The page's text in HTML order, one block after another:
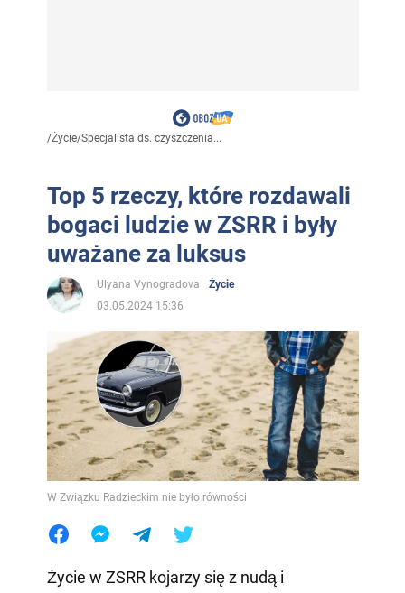
/Życie/Specjalista ds. czyszczenia...
Top 5 rzeczy, które rozdawali
bogaci ludzie w ZSRR i były
uważane za luksus
Ulyana Vynogradova
Życie
03.05.2024 15:36
W Związku Radzieckim nie było równości
Życie w ZSRR kojarzy się z nudą i